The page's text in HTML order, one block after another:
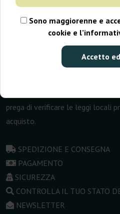
Sono maggiorenne e
cookie e
Accetto
Lunedì - Venerdì / 10:00 - 16:00
info@ganjafarmer.it
Spedizione in tutto il mondo
prega di verificare le leggi locali
acquisto.
SPEDIZIONE E CONSEGNA
PAGAMENTO
SICUREZZA
CONTROLLA IL TUO STATO
NEWSLETTER